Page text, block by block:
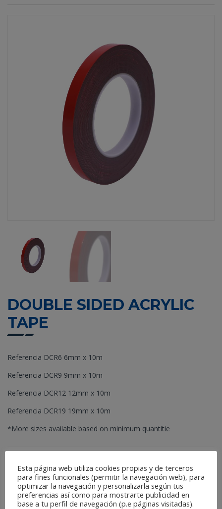
DOUBLE SIDED ACRYLIC
TAPE
Referencia DCR6 6mm x 10m
Referencia DCR9 9mm x 10m
Referencia DCR12 12mm x 10m
Referencia DCR19 19mm x 10m
*More sizes available based on minimum quantitie
DESCRIPTION
Esta página web utiliza cookies propias y de terceros
para fines funcionales (permitir la navegación web), para
optimizar la navegación y personalizarla según tus
preferencias así como para mostrarte publicidad en
base a tu perfil de navegación (p.e páginas visitadas).